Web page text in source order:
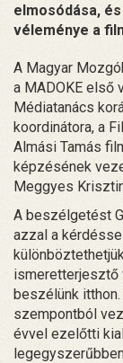
elmosódása,
véleménye a
A Magyar
a MADOKE első
Médiatanács
koordinátora, a
Almási Tamás
képzésének
Meggyes
A beszélgetést
azzal a
ismeretterjesztő
beszélünk
szempontból
évvel ezelőtti